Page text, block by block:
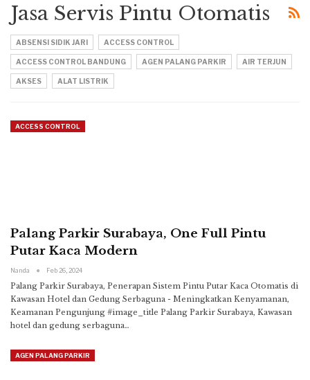
Jasa Servis Pintu Otomatis
ABSENSI SIDIK JARI ACCESS CONTROL
ACCESS CONTROL BANDUNG AGEN PALANG PARKIR AIR TERJUN
AKSES ALAT LISTRIK
ACCESS CONTROL
Palang Parkir Surabaya, One Full Pintu
Putar Kaca Modern
Nanda Feb 26, 2024
Palang Parkir Surabaya, Penerapan Sistem Pintu Putar Kaca Otomatis di
Kawasan Hotel dan Gedung Serbaguna - Meningkatkan Kenyamanan,
Keamanan Pengunjung #image_title Palang Parkir Surabaya, Kawasan
hotel dan gedung serbaguna…
AGEN PALANG PARKIR